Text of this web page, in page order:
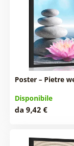
Poster – Pietre
Disponibile
da 9,42 €